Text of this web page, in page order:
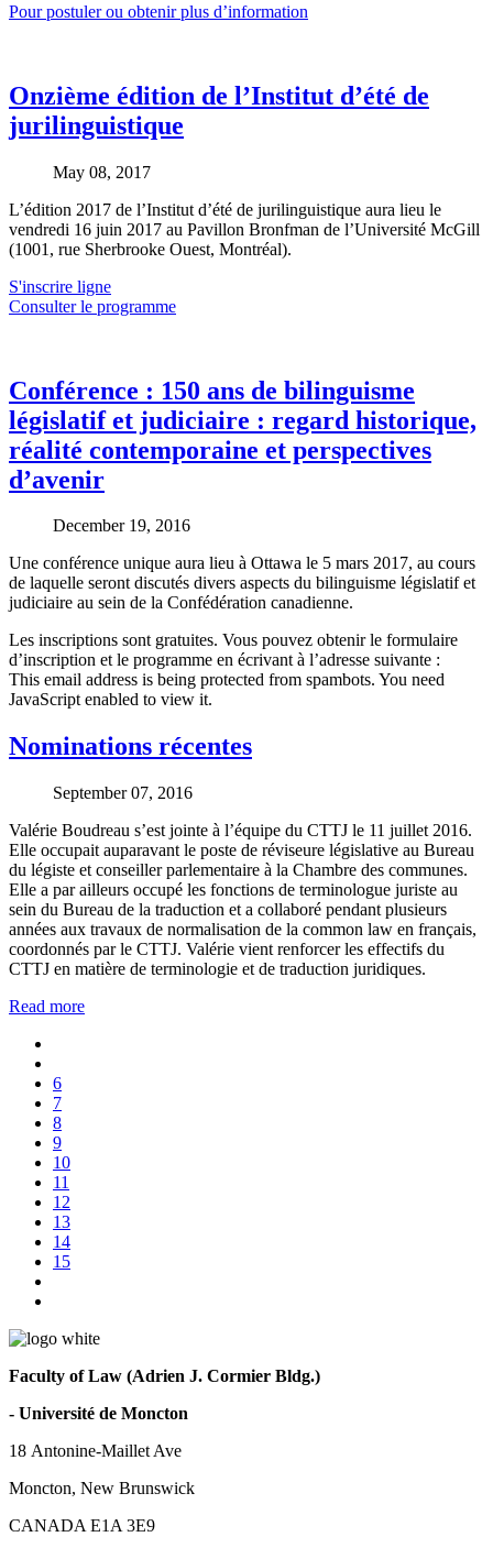
Pour postuler ou obtenir plus d’information
Onzième édition de l’Institut d’été de
jurilinguistique
May 08, 2017
L’édition 2017 de l’Institut d’été de jurilinguistique aura lieu le
vendredi 16 juin 2017 au Pavillon Bronfman de l’Université McGill
(1001, rue Sherbrooke Ouest, Montréal).
S'inscrire ligne
Consulter le programme
Conférence : 150 ans de bilinguisme
législatif et judiciaire : regard historique,
réalité contemporaine et perspectives
d’avenir
December 19, 2016
Une conférence unique aura lieu à Ottawa le 5 mars 2017, au cours
de laquelle seront discutés divers aspects du bilinguisme législatif et
judiciaire au sein de la Confédération canadienne.
Les inscriptions sont gratuites. Vous pouvez obtenir le formulaire
d’inscription et le programme en écrivant à l’adresse suivante :
This email address is being protected from spambots. You need
JavaScript enabled to view it.
Nominations récentes
September 07, 2016
Valérie Boudreau s’est jointe à l’équipe du CTTJ le 11 juillet 2016.
Elle occupait auparavant le poste de réviseure législative au Bureau
du légiste et conseiller parlementaire à la Chambre des communes.
Elle a par ailleurs occupé les fonctions de terminologue juriste au
sein du Bureau de la traduction et a collaboré pendant plusieurs
années aux travaux de normalisation de la common law en français,
coordonnés par le CTTJ. Valérie vient renforcer les effectifs du
CTTJ en matière de terminologie et de traduction juridiques.
Read more
6
7
8
9
10
11
12
13
14
15
Faculty of Law (Adrien J. Cormier Bldg.)
- Université de Moncton
18 Antonine-Maillet Ave
Moncton, New Brunswick
CANADA E1A 3E9